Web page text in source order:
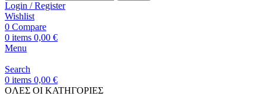
Login / Register
Wishlist
0 Compare
0 items 0,00 €
Menu
Search
0 items 0,00 €
OΛΕΣ ΟΙ ΚΑΤΗΓΟΡΙΕΣ